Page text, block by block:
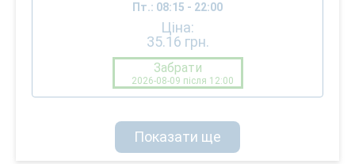
Пт.: 08:15 - 22:00
Ціна:
35.16 грн.
Забрати
2026-08-09 після 12:00
Показати ще